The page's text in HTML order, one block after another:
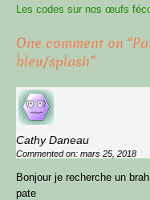
Articles
Les codes sur nos œufs
One comment on “
bleu/splash”
Cathy Daneau
Commented on: mars 25, 2018
Bonjour je recherche un
pate